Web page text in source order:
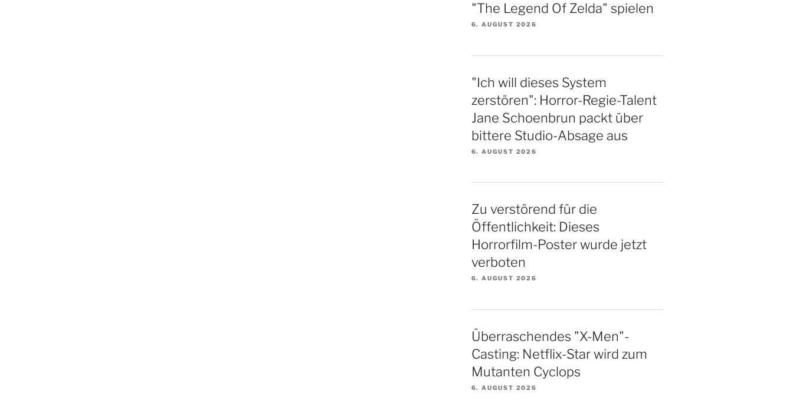
"The Legend Of Zelda" spielen
6. AUGUST 2026
"Ich will dieses System
zerstören": Horror-Regie-Talent
Jane Schoenbrun packt über
bittere Studio-Absage aus
6. AUGUST 2026
Zu verstörend für die
Öffentlichkeit: Dieses
Horrorfilm-Poster wurde jetzt
verboten
6. AUGUST 2026
Überraschendes "X-Men"-
Casting: Netflix-Star wird zum
Mutanten Cyclops
6. AUGUST 2026